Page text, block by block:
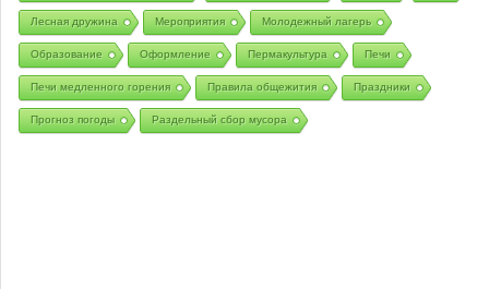
Лесная дружина Мероприятия Молодежный лагерь
Образование Оформление Пермакультура Печи
Печи медленного горения Правила общежития Праздники
Прогноз погоды Раздельный сбор мусора